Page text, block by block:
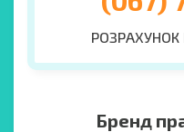
РОЗРАХУНОК
Бренд